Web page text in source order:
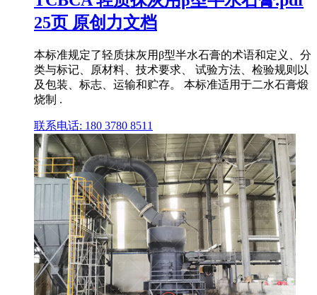
25页 原创力文档
本标准规定了轻质抹灰用β型半水石膏的术语和定义、分
类与标记、原材料、技术要求、 试验方法、检验规则以
及包装、标志、运输和贮存。 本标准适用于二水石膏煅
烧制 .
联系电话: 180 3780 8511